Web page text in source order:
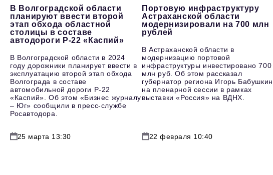
В Волгоградской области
планируют ввести второй
этап обхода областной
столицы в составе
автодороги Р-22 «Каспий»
В Волгоградской области в 2024
году дорожники планирует ввести в
эксплуатацию второй этап обхода
Волгограда в составе
автомобильной дороги Р-22
«Каспий». Об этом «Бизнес журналу
– Юг» сообщили в пресс-службе
Росавтодора.
25 марта 13:30
Портовую инфраструктуру
Астраханской области
модернизировали на 700 млн
рублей
В Астраханской области в
модернизацию портовой
инфраструктуры инвестировано 700
млн руб. Об этом рассказал
губернатор региона Игорь Бабушкин
на пленарной сессии в рамках
выставки «Россия» на ВДНХ.
22 февраля 10:40